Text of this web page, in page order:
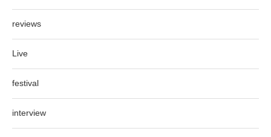
reviews
Live
festival
interview